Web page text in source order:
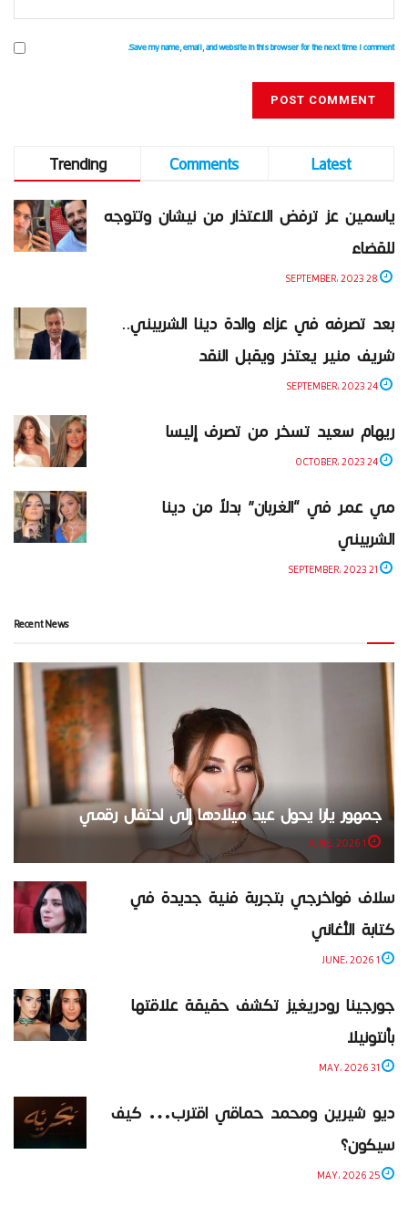
Save my name, email, and website in this browser for the next time I comment.
Trending Comments
Latest
ياسمين عز ترفض الاعتذار من نيشان وتتوجه
للقضاء
بعد تصرفه في عزاء والدة دينا الشربيني..
شريف منير يعتذر ويقبل النقد
ريهام سعيد تسخر من تصرف إليسا
مي عمر في “الغربان” بدلاً من دينا
الشربيني
Recent News
جمهور يارا يحول عيد ميلادها إلى احتفال رقمي
سلاف فواخرجي بتجربة فنية جديدة في
كتابة الأغاني
جورجينا رودريغيز تكشف حقيقة علاقتها
بأنتونيلا
ديو شيرين ومحمد حماقي اقترب… كيف
سيكون؟